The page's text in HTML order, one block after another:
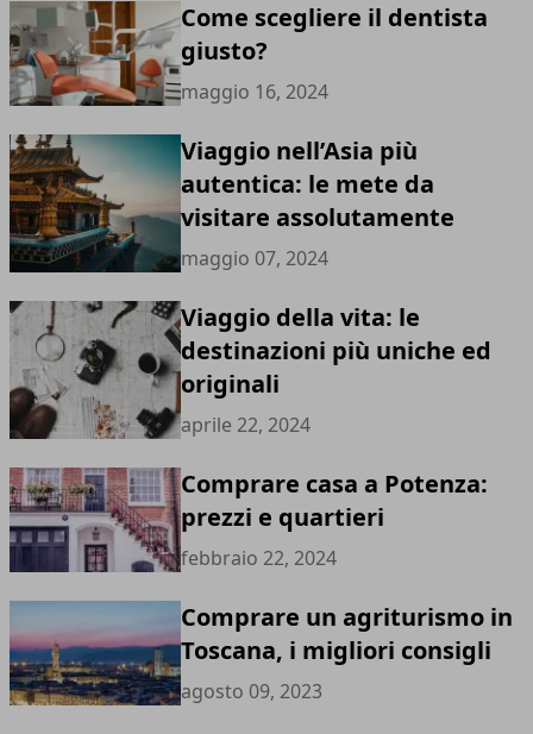
Come scegliere il dentista
giusto?
maggio 16, 2024
Viaggio nell’Asia più
autentica: le mete da
visitare assolutamente
maggio 07, 2024
Viaggio della vita: le
destinazioni più uniche ed
originali
aprile 22, 2024
Comprare casa a Potenza:
prezzi e quartieri
febbraio 22, 2024
Comprare un agriturismo in
Toscana, i migliori consigli
agosto 09, 2023